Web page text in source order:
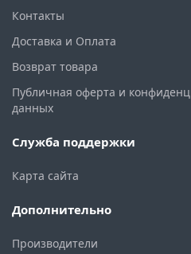
Контакты
Доставка и Оплата
Возврат товара
Публичная оферта и
данных
Служба поддержки
Карта сайта
Дополнительно
Производители